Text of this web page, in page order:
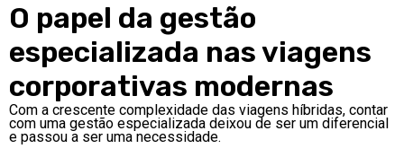
O papel da gestão
especializada nas viagens
corporativas modernas
Com a crescente complexidade das viagens híbridas, contar
com uma gestão especializada deixou de ser um diferencial
e passou a ser uma necessidade.